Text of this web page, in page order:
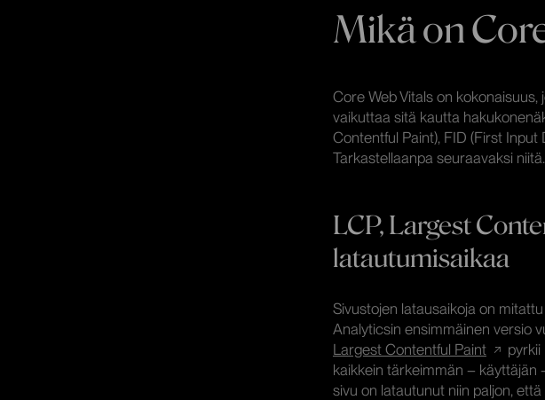
Mikä on
Core Web Vitals on
vaikuttaa sitä kautta
Contentful Paint), FID (First Input
Tarkastellaanpa seuraavaksi niitä.
LCP, Largest
latautumisaikaa
Sivustojen latausaikoja on
Analyticsin ensimmäinen versio
Largest Contentful Paint
kaikkein tärkeimmän – käyttäjän
sivu on latautunut niin paljon, että